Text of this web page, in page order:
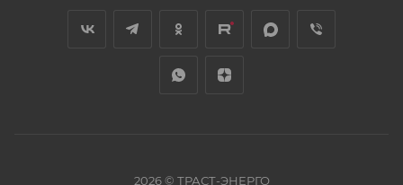
2026 © ТРАСТ-ЭНЕРГО